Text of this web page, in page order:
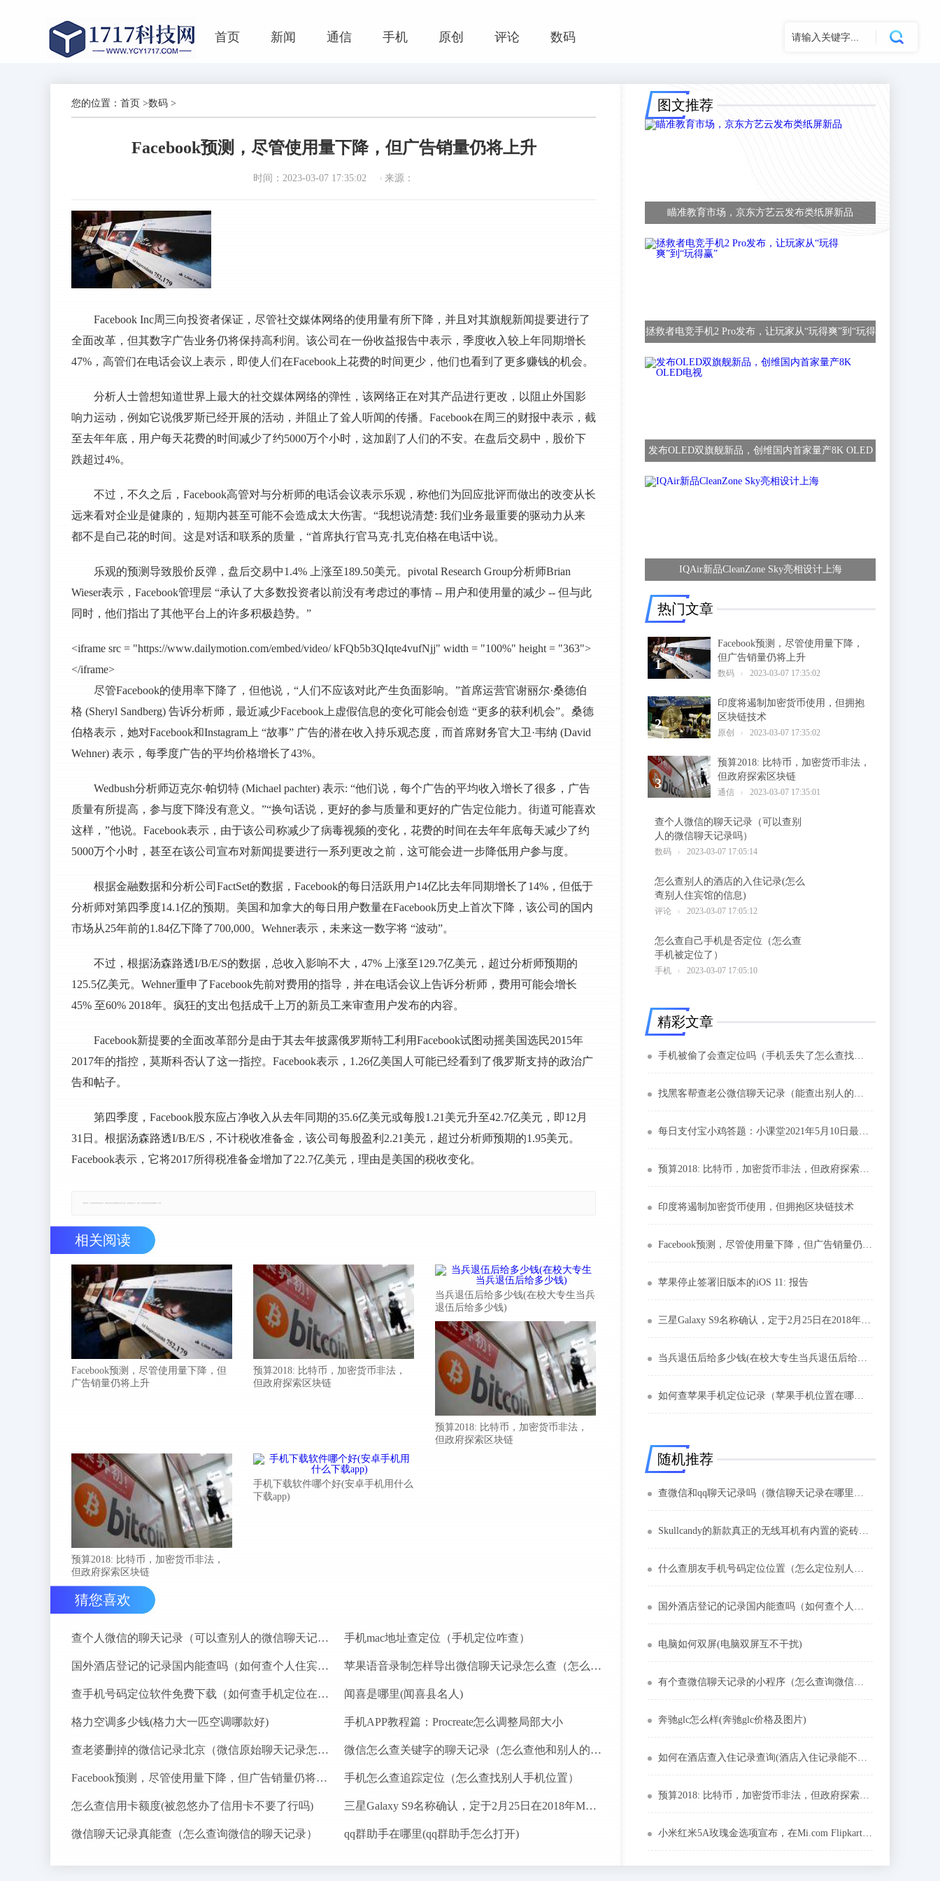
首页 新闻 通信 手机 原创 评论 数码
您的位置： 首页 >数码 >
Facebook预测，尽管使用量下降，但广告销量仍将上升
时间：2023-03-07 17:35:02 来源：
Facebook Inc周三向投资者保证，尽管社交媒体网络的使用量有所下降，并且对其旗舰新闻提要进行了
全面改革，但其数字广告业务仍将保持高利润。该公司在一份收益报告中表示，季度收入较上年同期增长
47%，高管们在电话会议上表示，即使人们在Facebook上花费的时间更少，他们也看到了更多赚钱的机会。
分析人士曾想知道世界上最大的社交媒体网络的弹性，该网络正在对其产品进行更改，以阻止外国影
响力运动，例如它说俄罗斯已经开展的活动，并阻止了耸人听闻的传播。Facebook在周三的财报中表示，截
至去年年底，用户每天花费的时间减少了约5000万个小时，这加剧了人们的不安。在盘后交易中，股价下
跌超过4%。
不过，不久之后，Facebook高管对与分析师的电话会议表示乐观，称他们为回应批评而做出的改变从长
远来看对企业是健康的，短期内甚至可能不会造成太大伤害。“我想说清楚: 我们业务最重要的驱动力从来
都不是自己花的时间。这是对话和联系的质量，“首席执行官马克·扎克伯格在电话中说。
乐观的预测导致股价反弹，盘后交易中1.4% 上涨至189.50美元。pivotal Research Group分析师Brian
Wieser表示，Facebook管理层 “承认了大多数投资者以前没有考虑过的事情 -- 用户和使用量的减少 -- 但与此
同时，他们指出了其他平台上的许多积极趋势。”
<iframe src = "https://www.dailymotion.com/embed/video/ kFQb5b3QIqte4vufNjj" width = "100%" height = "363">
</iframe>
尽管Facebook的使用率下降了，但他说，“人们不应该对此产生负面影响。”首席运营官谢丽尔·桑德伯
格 (Sheryl Sandberg) 告诉分析师，最近减少Facebook上虚假信息的变化可能会创造 “更多的获利机会”。桑德
伯格表示，她对Facebook和Instagram上 “故事” 广告的潜在收入持乐观态度，而首席财务官大卫·韦纳 (David
Wehner) 表示，每季度广告的平均价格增长了43%。
Wedbush分析师迈克尔·帕切特 (Michael pachter) 表示: “他们说，每个广告的平均收入增长了很多，广告
质量有所提高，参与度下降没有意义。”“换句话说，更好的参与质量和更好的广告定位能力。街道可能喜欢
这样，”他说。Facebook表示，由于该公司称减少了病毒视频的变化，花费的时间在去年年底每天减少了约
5000万个小时，甚至在该公司宣布对新闻提要进行一系列更改之前，这可能会进一步降低用户参与度。
根据金融数据和分析公司FactSet的数据，Facebook的每日活跃用户14亿比去年同期增长了14%，但低于
分析师对第四季度14.1亿的预期。美国和加拿大的每日用户数量在Facebook历史上首次下降，该公司的国内
市场从25年前的1.84亿下降了700,000。Wehner表示，未来这一数字将 “波动”。
不过，根据汤森路透I/B/E/S的数据，总收入影响不大，47% 上涨至129.7亿美元，超过分析师预期的
125.5亿美元。Wehner重申了Facebook先前对费用的指导，并在电话会议上告诉分析师，费用可能会增长
45% 至60% 2018年。疯狂的支出包括成千上万的新员工来审查用户发布的内容。
Facebook新提要的全面改革部分是由于其去年披露俄罗斯特工利用Facebook试图动摇美国选民2015年
2017年的指控，莫斯科否认了这一指控。Facebook表示，1.26亿美国人可能已经看到了俄罗斯支持的政治广
告和帖子。
第四季度，Facebook股东应占净收入从去年同期的35.6亿美元或每股1.21美元升至42.7亿美元，即12月
31日。根据汤森路透I/B/E/S，不计税收准备金，该公司每股盈利2.21美元，超过分析师预期的1.95美元。
Facebook表示，它将2017所得税准备金增加了22.7亿美元，理由是美国的税收变化。
相关阅读
Facebook预测，尽管使用量下降，但
广告销量仍将上升
预算2018: 比特币，加密货币非法，
但政府探索区块链
当兵退伍后给多少钱(在校大专生当兵
退伍后给多少钱)
预算2018: 比特币，加密货币非法，
但政府探索区块链
预算2018: 比特币，加密货币非法，
但政府探索区块链
手机下载软件哪个好(安卓手机用什么
下载app)
猜您喜欢
查个人微信的聊天记录（可以查别人的微信聊天记录吗） 手机mac地址查定位（手机定位咋查）
国外酒店登记的记录国内能查吗（如何查个人住宾馆信息） 苹果语音录制怎样导出微信聊天记录怎么查（怎么可以查聊天记录）
查手机号码定位软件免费下载（如何查手机定位在哪里？） 闻喜是哪里(闻喜县名人)
格力空调多少钱(格力大一匹空调哪款好) 手机APP教程篇：Procreate怎么调整局部大小
查老婆删掉的微信记录北京（微信原始聊天记录怎么恢复） 微信怎么查关键字的聊天记录（怎么查他和别人的聊天记录）
Facebook预测，尽管使用量下降，但广告销量仍将上升 手机怎么查追踪定位（怎么查找别人手机位置）
怎么查信用卡额度(被忽悠办了信用卡不要了行吗) 三星Galaxy S9名称确认，定于2月25日在2018年MWC之前发布
微信聊天记录真能查（怎么查询微信的聊天记录） qq群助手在哪里(qq群助手怎么打开)
图文推荐
瞄准教育市场，京东方艺云发布类纸屏新品
拯救者电竞手机2 Pro发布，让玩家从“玩得爽”到“玩得
发布OLED双旗舰新品，创维国内首家量产8K OLED
IQAir新品CleanZone Sky亮相设计上海
热门文章
Facebook预测，尽管使用量下降，
但广告销量仍将上升
数码 2023-03-07 17:35:02
1
印度将遏制加密货币使用，但拥抱
区块链技术
原创 2023-03-07 17:35:02
2
预算2018: 比特币，加密货币非法，
但政府探索区块链
通信 2023-03-07 17:35:01
3
查个人微信的聊天记录（可以查别
人的微信聊天记录吗）
数码 2023-03-07 17:05:14
4
怎么查别人的酒店的入住记录(怎么
查别人住宾馆的信息)
评论 2023-03-07 17:05:12
5
怎么查自己手机是否定位（怎么查
手机被定位了）
手机 2023-03-07 17:05:10
6
精彩文章
手机被偷了会查定位吗（手机丢失了怎么查找位置）
找黑客帮查老公微信聊天记录（能查出别人的微信聊天记录嘛）
每日支付宝小鸡答题：小课堂2021年5月10日最新题目答案小课堂答案汇总
预算2018: 比特币，加密货币非法，但政府探索区块链
印度将遏制加密货币使用，但拥抱区块链技术
Facebook预测，尽管使用量下降，但广告销量仍将上升
苹果停止签署旧版本的iOS 11: 报告
三星Galaxy S9名称确认，定于2月25日在2018年MWC之前发布
当兵退伍后给多少钱(在校大专生当兵退伍后给多少钱)
如何查苹果手机定位记录（苹果手机位置在哪里？）
随机推荐
查微信和qq聊天记录吗（微信聊天记录在哪里查）
Skullcandy的新款真正的无线耳机有内置的瓷砖追踪器
什么查朋友手机号码定位位置（怎么定位别人的手机所在位置）
国外酒店登记的记录国内能查吗（如何查个人住宾馆信息）
电脑如何双屏(电脑双屏互不干扰)
有个查微信聊天记录的小程序（怎么查询微信的聊天记录）
奔驰glc怎么样(奔驰glc价格及图片)
如何在酒店查入住记录查询(酒店入住记录能不能查出来)
预算2018: 比特币，加密货币非法，但政府探索区块链
小米红米5A玫瑰金选项宣布，在Mi.com Flipkart上销售